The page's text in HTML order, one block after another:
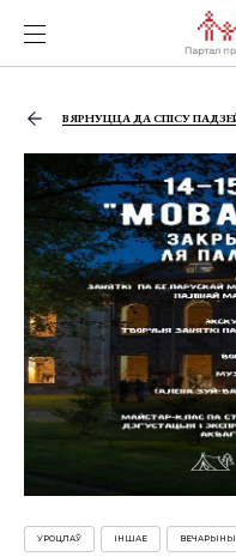
ВЯРНУЦЦА ДА СПІСУ
УРОЦЛАЎ ІНШАЕ ВЕЧАРЫНЫ